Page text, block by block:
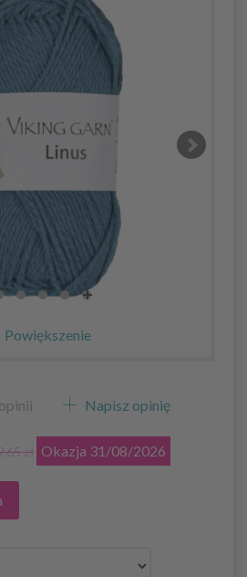
Powiększenie
opinii Napisz opinię
zł Okazja 31/08/2026